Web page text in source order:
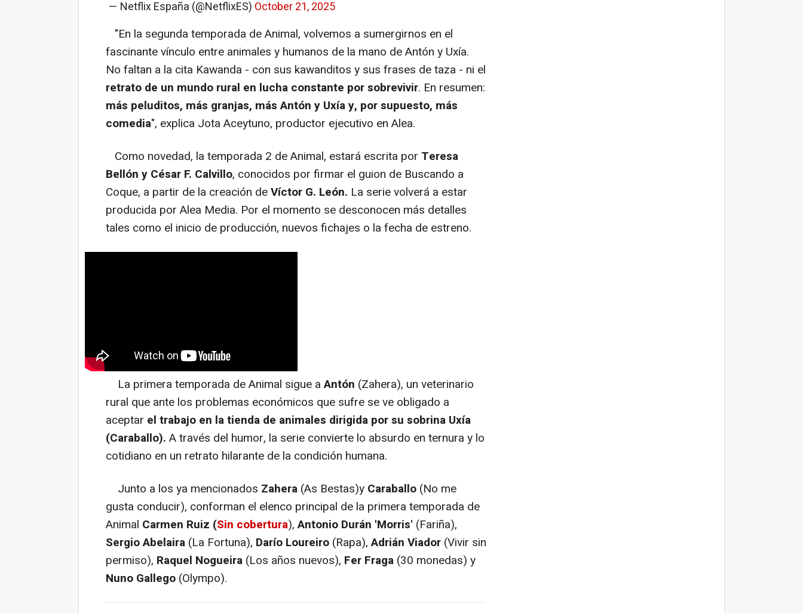
— Netflix España (@NetflixES) October 21, 2025
"En la segunda temporada de Animal, volvemos a sumergirnos en el
fascinante vínculo entre animales y humanos de la mano de Antón y Uxía.
No faltan a la cita Kawanda - con sus kawanditos y sus frases de taza - ni el
retrato de un mundo rural en lucha constante por sobrevivir. En resumen:
más peluditos, más granjas, más Antón y Uxía y, por supuesto, más
comedia", explica Jota Aceytuno, productor ejecutivo en Alea.
Como novedad, la temporada 2 de Animal, estará escrita por Teresa
Bellón y César F. Calvillo, conocidos por firmar el guion de Buscando a
Coque, a partir de la creación deVíctor G. León. La serie volverá a estar
producida por Alea Media. Por el momento se desconocen más detalles
tales como el inicio de producción, nuevos fichajes o la fecha de estreno.
La primera temporada de Animal sigue aAntón (Zahera), un veterinario
rural que ante los problemas económicos que sufre se ve obligado a
aceptar el trabajo en la tienda de animales dirigida por su sobrina Uxía
(Caraballo). A través del humor, la serie convierte lo absurdo en ternura y lo
cotidiano en un retrato hilarante de la condición humana.
Junto a los ya mencionados Zahera (As Bestas)y Caraballo (No me
gusta conducir), conforman el elenco principal de la primera temporada de
Animal Carmen Ruiz (Sin cobertura),Antonio Durán 'Morris' (Fariña),
Sergio Abelaira (La Fortuna), Darío Loureiro (Rapa),Adrián Viador (Vivir sin
permiso), Raquel Nogueira (Los años nuevos), Fer Fraga (30 monedas) y
Nuno Gallego (Olympo).